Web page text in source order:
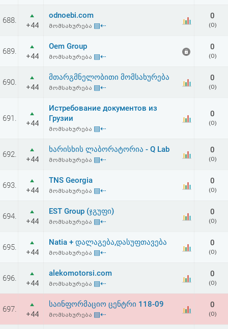
შეთანხმება
უარყოფა
688.
+44
odnoebi.com
მომსახურება ▤⇠
0
(0)
689.
+44
Oem Group
მომსახურება ▤⇠
0
(0)
690.
+44
მთარგმნელობითი მომსახურება
მომსახურება ▤⇠
0
(0)
691.
+44
Истребование документов из
Грузии
მომსახურება ▤⇠
0
(0)
692.
+44
ხარისხის ლაბორატორია - Q Lab
მომსახურება ▤⇠
0
(0)
693.
+44
TNS Georgia
მომსახურება ▤⇠
0
(0)
694.
+44
EST Group (ჯგუფი)
მომსახურება ▤⇠
0
(0)
695.
+44
Natia + დალაგება,დასუფთავება
მომსახურება ▤⇠
0
(0)
696.
+44
alekomotorsi.com
მომსახურება ▤⇠
0
(0)
697.
+44
საინფორმაციო ცენტრი 118-09
მომსახურება ▤⇠
0
(0)